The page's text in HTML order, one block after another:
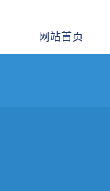
网站首页